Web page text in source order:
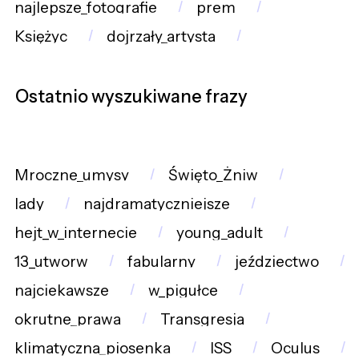
najlepsze_fotografie
prem
Księżyc
dojrzały_artysta
Ostatnio wyszukiwane frazy
Mroczne_umysy
Święto_Żniw
lady
najdramatyczniejsze
hejt_w_internecie
young_adult
13_utworw
fabularny
jeździectwo
najciekawsze
w_pigułce
okrutne_prawa
Transgresja
klimatyczna_piosenka
ISS Oculus